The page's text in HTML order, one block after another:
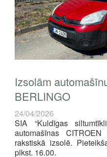
Izsolām
BERLINGO
24/04/2026
SIA “Kuldīgas
automašīnas
rakstiskā izsolē.
plkst. 16.00.